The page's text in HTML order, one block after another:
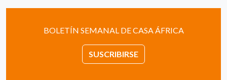
BOLETÍN SEMANAL DE CASA ÁFRICA
SUSCRIBIRSE